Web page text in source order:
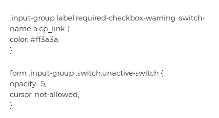
.input-group label.required-checkbox-warning .switch-
name a.cp_link {
color: #ff3a3a;
}
form .input-group .switch.unactive-switch {
opacity: .5;
cursor: not-allowed;
}